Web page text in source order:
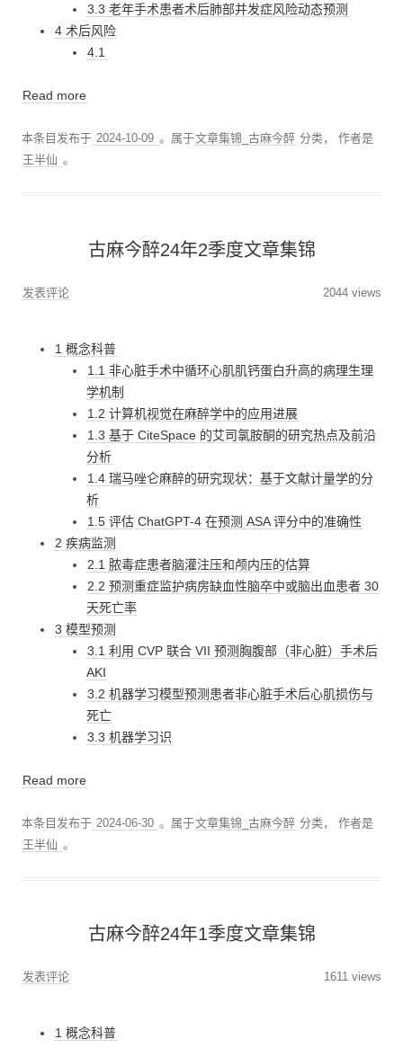
3.3 老年手术患者术后肺部并发症风险动态预测
4 术后风险
4.1
Read more
本条目发布于 2024-10-09 。属于文章集锦_古麻今醉 分类，作者是
王半仙 。
古麻今醉24年2季度文章集锦
发表评论 2044 views
1 概念科普
1.1 非心脏手术中循环心肌肌钙蛋白升高的病理生理
学机制
1.2 计算机视觉在麻醉学中的应用进展
1.3 基于 CiteSpace 的艾司氯胺酮的研究热点及前沿
分析
1.4 瑞马唑仑麻醉的研究现状：基于文献计量学的分
析
1.5 评估 ChatGPT-4 在预测 ASA 评分中的准确性
2 疾病监测
2.1 脓毒症患者脑灌注压和颅内压的估算
2.2 预测重症监护病房缺血性脑卒中或脑出血患者 30
天死亡率
3 模型预测
3.1 利用 CVP 联合 VII 预测胸腹部（非心脏）手术后
AKI
3.2 机器学习模型预测患者非心脏手术后心肌损伤与
死亡
3.3 机器学习识
Read more
本条目发布于 2024-06-30 。属于文章集锦_古麻今醉 分类，作者是
王半仙 。
古麻今醉24年1季度文章集锦
发表评论 1611 views
1 概念科普